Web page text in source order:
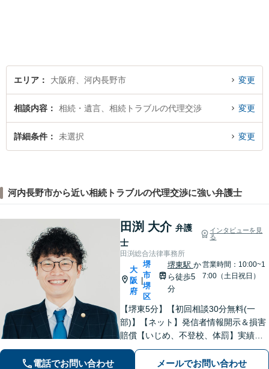
エリア 大阪府、河内長野市 変更
相談内容 相続・遺言、相続トラブルの代理交渉 変更
詳細条件 未選択 変更
河内長野市から近い相続トラブルの代理交渉に強い弁護士
田渕 大介 弁護
士
インタビューを見
る
田渕総合法律事務所
大
阪
府
堺
市
堺
区
堺東駅 か
ら徒歩5
分
営業時間：10:00~1
7:00（土日祝日）
【堺東5分】【初回相談30分無料(一
部)】【ネット】発信者情報開示＆損害
賠償【いじめ、不登校、体罰】実績豊
富【離婚問題】不倫・離婚に注力／有
利な条件での慰謝料・離婚【労働問
電話でお問い合わせ メールでお問い合わせ